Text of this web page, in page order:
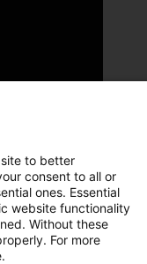
to better
consent to all or
ones. Essential
website functionality
Without these
For more